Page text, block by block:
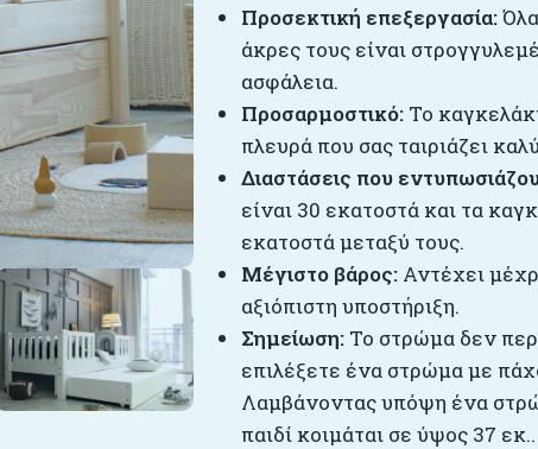
Προσεκτική επεξεργασία:Όλα
άκρες τους είναι
ασφάλεια.
Προσαρμοστικό:Το
πλευρά που σας ταιριάζει
Διαστάσεις που
είναι 30 εκατοστά και τα
εκατοστά μεταξύ τους.
Μέγιστο βάρος:Αντέχει
αξιόπιστη υποστήριξη.
Σημείωση:Το στρώμα δεν
επιλέξετε ένα στρώμα με
Λαμβάνοντας υπόψη ένα
παιδί κοιμάται σε ύψος 37 εκ..